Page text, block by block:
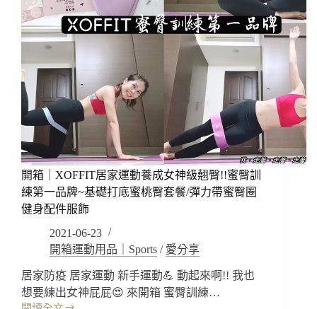
開箱｜XOFFIT居家運動養成女神級翹臀!!蜜臀訓
練第一品牌~基礎打底蜜桃臀套餐/彈力帶蜜臀圈
健身配件服飾
2021-06-23
開箱運動用品｜Sports / 愛分享
居家防疫 居家運動 新手運動💪 動起來啊!! 我也
想要練出女神屁屁😍 來開箱 蜜臀訓練…